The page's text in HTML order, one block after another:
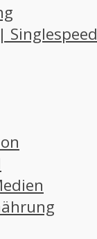
Singlespeed